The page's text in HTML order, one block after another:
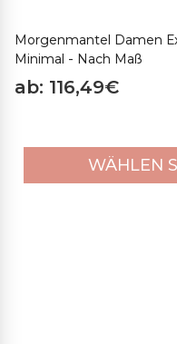
Morgenmantel Damen
Minimal - Nach Maß
ab: 116,49€
WÄHLEN